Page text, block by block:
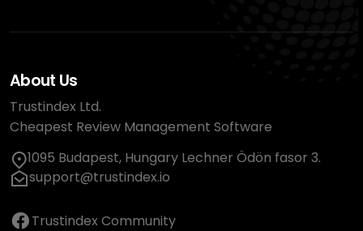
About Us
Trustindex Ltd.
Cheapest Review Management Software
1095 Budapest, Hungary Lechner Ödön fasor 3.
support@trustindex.io
Trustindex Community